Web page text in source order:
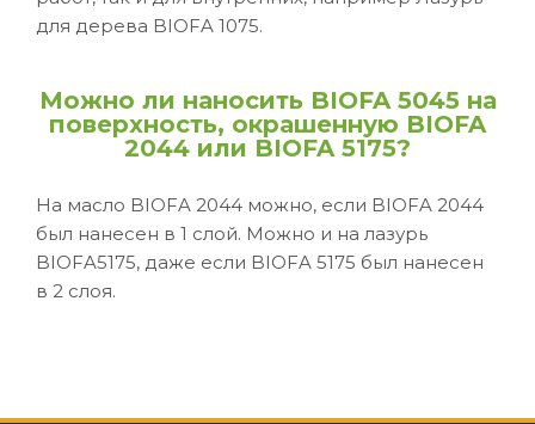
для дерева BIOFA 1075.
Можно ли наносить BIOFA 5045 на
поверхность, окрашенную BIOFA
2044 или BIOFA 5175?
На масло BIOFA 2044 можно, если BIOFA 2044
был нанесен в 1 слой. Можно и на лазурь
BIOFA5175, даже если BIOFA 5175 был нанесен
в 2 слоя.